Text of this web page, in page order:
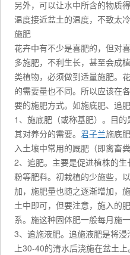
另外，可以让水中所含的物质
温度接近盆土的温度，不致太
施肥
花卉中有不少是喜肥的，但对
多施肥，不利生长，甚至会成
类植物，必须做到适量施肥。
的需要量也不同。所以应该在
要的施肥方式。如施底肥、追
1、施底肥（或称基肥）。目
其对养分的需要。 君子兰施底
入土壤中常用的厩肥（即禽畜
2、追肥。主要是促进植株的生
粉等肥料。初栽植的少施些，
加，施肥量也随之逐渐增加，
土中即可，但要注意，施入的
系。施这种固体肥一般每月施
3、追施液肥。追施液肥是将
上30-40的清水后浇施在盆土